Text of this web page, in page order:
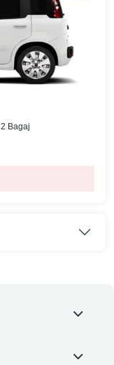
2 Bagaj